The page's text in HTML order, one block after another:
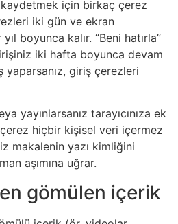
için birkaç çerez
iki gün ve ekran
boyunca kalır. “Beni hatırla”
iki hafta boyunca devam
yaparsanız, giriş çerezleri
yayınlarsanız tarayıcınıza ek
hiçbir kişisel veri içermez
makalenin yazı kimliğini
aşımına uğrar.
gömülen içerik